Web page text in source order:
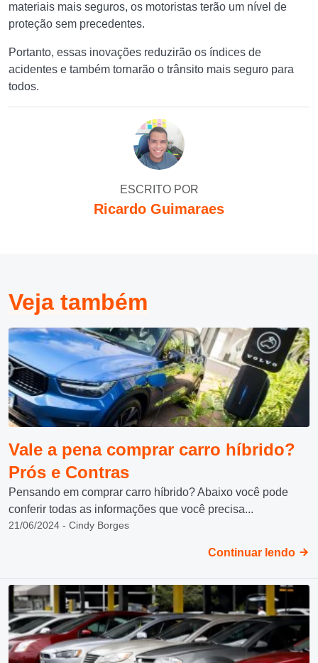
materiais mais seguros, os motoristas terão um nível de
proteção sem precedentes.
Portanto, essas inovações reduzirão os índices de
acidentes e também tornarão o trânsito mais seguro para
todos.
ESCRITO POR
Ricardo Guimaraes
Veja também
Vale a pena comprar carro híbrido?
Prós e Contras
Pensando em comprar carro híbrido? Abaixo você pode
conferir todas as informações que você precisa...
21/06/2024 - Cindy Borges
Continuar lendo